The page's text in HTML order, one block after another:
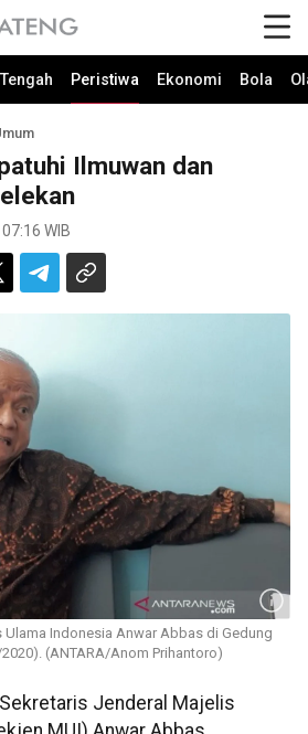
Peristiwa Ekonomi Bola
Ilmuwan dan
WIB
Indonesia Anwar Abbas di Gedung
(ANTARA/Anom Prihantoro)
Jenderal Majelis